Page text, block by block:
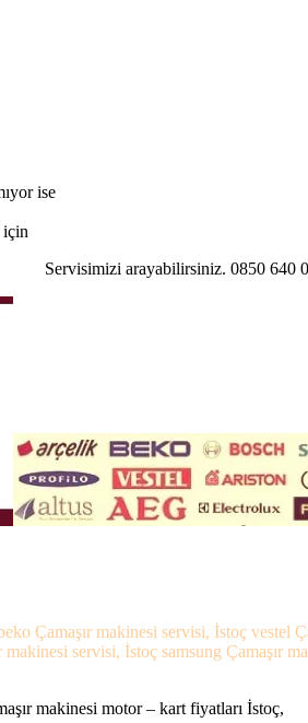
ise
için
Servisimizi arayabilirsiniz. 0850 640
Çamaşır makinesi servisi, İstoç vestel
servisi, İstoç samsung Çamaşır
makinesi motor – kart fiyatları İstoç,